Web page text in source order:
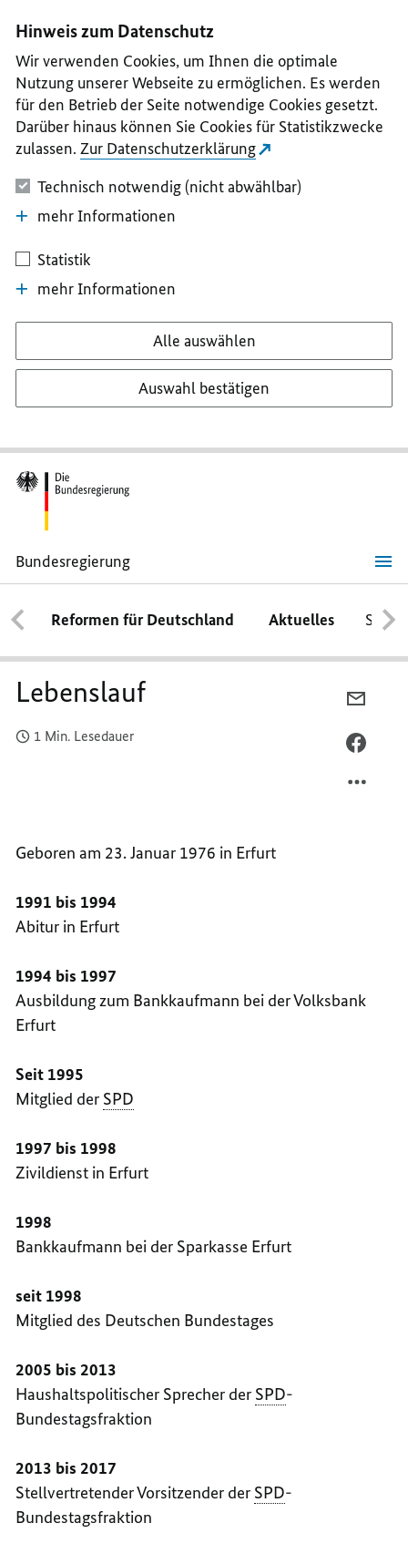
II
III
IV
V
Hinweis zum Datenschutz
Wir verwenden Cookies, um Ihnen die optimale
Nutzung unserer Webseite zu ermöglichen. Es werden
für den Betrieb der Seite notwendige Cookies gesetzt.
Darüber hinaus können Sie Cookies für Statistikzwecke
zulassen. Zur Datenschutzerklärung
Technisch notwendig (nicht abwählbar)
mehr Informationen
Statistik
mehr Informationen
Alle auswählen
Auswahl bestätigen
Bundesregierung
Lebenslauf
Reformen für Deutschland Aktuelles
Lebenslauf
1 Min. Lesedauer
Geboren am 23. Januar 1976 in Erfurt
1991 bis 1994
Abitur in Erfurt
1994 bis 1997
Ausbildung zum Bankkaufmann bei der Volksbank
Erfurt
Seit 1995
Mitglied der SPD
1997 bis 1998
Zivildienst in Erfurt
1998
Bankkaufmann bei der Sparkasse Erfurt
seit 1998
Mitglied des Deutschen Bundestages
2005 bis 2013
Haushaltspolitischer Sprecher der SPD-
Bundestagsfraktion
2013 bis 2017
Stellvertretender Vorsitzender der SPD-
Bundestagsfraktion